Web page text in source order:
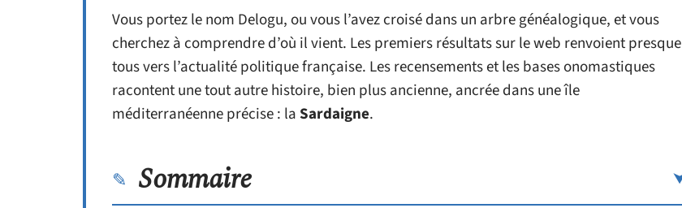
Vous portez le nom Delogu, ou vous l’avez croisé dans un arbre généalogique, et vous
cherchez à comprendre d’où il vient. Les premiers résultats sur le web renvoient presque
tous vers l’actualité politique française. Les recensements et les bases onomastiques
racontent une tout autre histoire, bien plus ancienne, ancrée dans une île
méditerranéenne précise : laSardaigne.
Sommaire